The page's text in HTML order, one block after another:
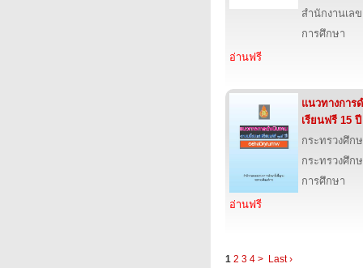
สำนักงานเล
การศึกษา
อ่านฟรี
แนวทางการ
เรียนฟรี 15
กระทรวงศึก
กระทรวงศึก
การศึกษา
อ่านฟรี
1 2 3 4 > Last ›